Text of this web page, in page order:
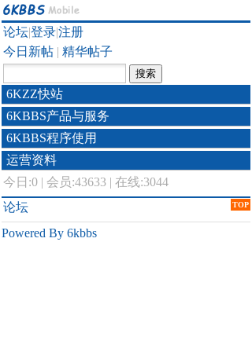
论坛|登录|注册
今日新帖 | 精华帖子
6KZZ快站
6KBBS产品与服务
6KBBS程序使用
运营资料
今日:0 | 会员:43633 | 在线:3044
TOP
论坛
Powered By 6kbbs